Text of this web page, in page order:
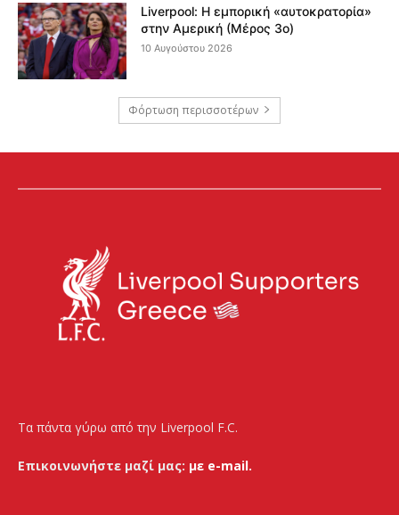
Liverpool: Η εμπορική «αυτοκρατορία»
στην Αμερική (Μέρος 3ο)
10 Αυγούστου 2026
Φόρτωση περισσοτέρων
Τα πάντα γύρω από την Liverpool F.C.
Επικοινωνήστε μαζί μας: με e-mail.